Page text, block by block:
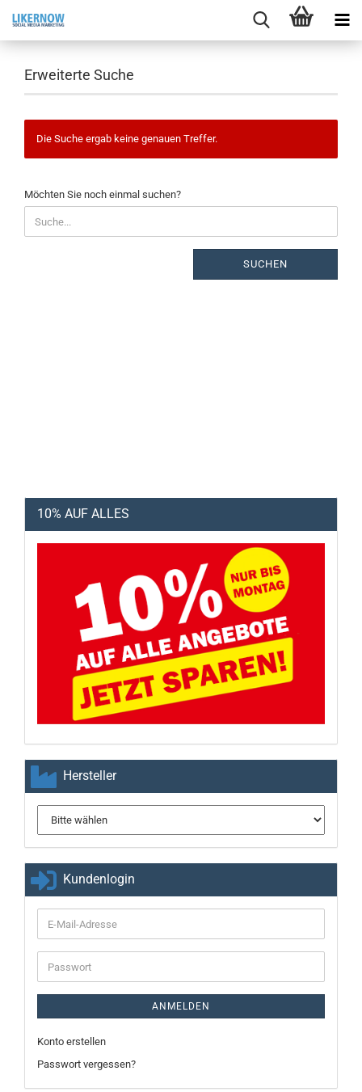
Erweiterte Suche
Die Suche ergab keine genauen Treffer.
Möchten Sie noch einmal suchen?
SUCHEN
10% AUF ALLES
Hersteller
Kundenlogin
E-
Mail-
Adresse
Passwort
ANMELDEN
Konto erstellen
Passwort vergessen?